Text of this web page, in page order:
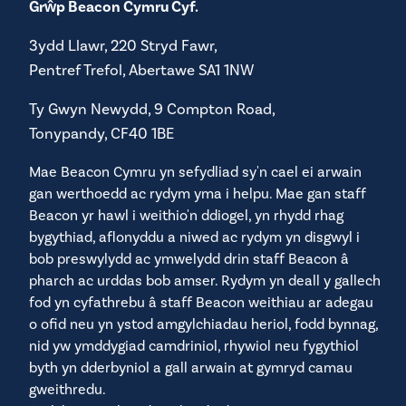
Peidiwch â rhoi drysau hunan-gau ar agor gyda lletem
– naill ai yn eich eiddo eich hun neu yn yr ardal
gymunedol. Mae'r drysau hyn wedi'u cynllunio i atal
mwg a thân rhag lledaenu.
Peidiwch â chadw eitemau o ddodrefn na addurniadau
yn yr ardaloedd cymunedol. Mae'n ofynnol i'r
Grŵp Beacon Cymru Cyf.
3ydd Llawr, 220 Stryd Fawr,
Pentref Trefol, Abertawe SA1 1NW
Ty Gwyn Newydd, 9 Compton Road,
Tonypandy, CF40 1BE
Mae Beacon Cymru yn sefydliad sy'n cael ei arwain
gan werthoedd ac rydym yma i helpu. Mae gan staff
Beacon yr hawl i weithio'n ddiogel, yn rhydd rhag
bygythiad, aflonyddu a niwed ac rydym yn disgwyl i
bob preswylydd ac ymwelydd drin staff Beacon â
pharch ac urddas bob amser. Rydym yn deall y gallech
fod yn cyfathrebu â staff Beacon weithiau ar adegau
o ofid neu yn ystod amgylchiadau heriol, fodd bynnag,
nid yw ymddygiad camdriniol, rhywiol neu fygythiol
byth yn dderbyniol a gall arwain at gymryd camau
gweithredu.